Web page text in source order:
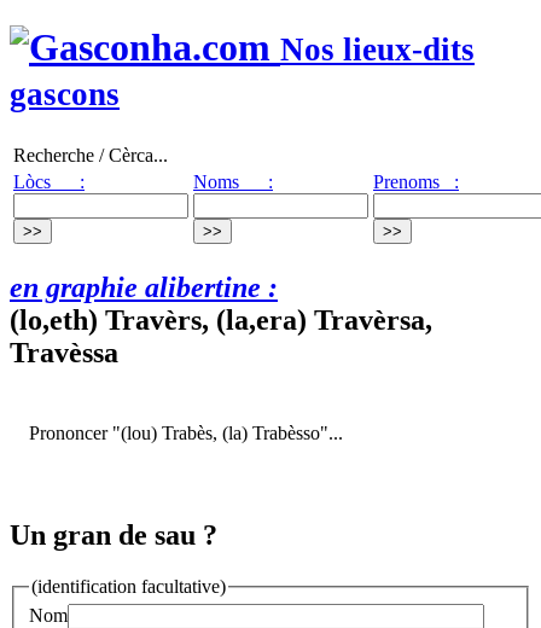
Nos lieux-dits
gascons
Recherche / Cèrca...
Lòcs :
Noms : Prenoms :
en graphie alibertine :
(lo,eth) Travèrs, (la,era) Travèrsa,
Travèssa
Prononcer "(lou) Trabès, (la) Trabèsso"...
Un gran de sau ?
(identification facultative)
Nom